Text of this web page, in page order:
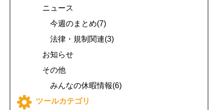
ニュース
今週のまとめ(7)
法律・規制関連(3)
お知らせ
その他
みんなの休暇情報(6)
ツールカテゴリ